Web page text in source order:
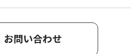
お問い合わせ